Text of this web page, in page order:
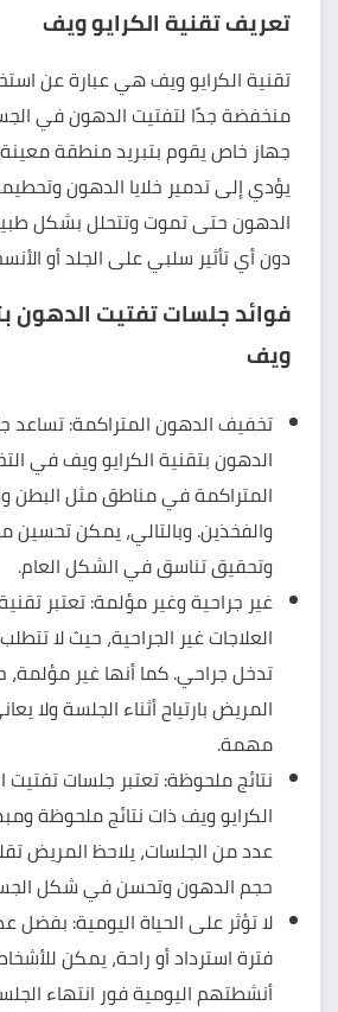
تعريف تقنية الكرايو ويف
تقنية الكرايو ويف هي عبارة عن
منخفضة جدًا لتفتيت الدهون في
جهاز خاص يقوم بتبريد منطقة
يؤدي إلى تدمير خلايا الدهون
الدهون حتى تموت وتتحلل بشكل
دون أي تأثير سلبي على الجلد أو
فوائد جلسات تفتيت الدهون
ويف
تخفيف الدهون المتراكمة: تساعد
الدهون بتقنية الكرايو ويف في
المتراكمة في مناطق مثل البطن
والفخذين. وبالتالي، يمكن
وتحقيق تناسق في الشكل العام.
غير جراحية وغير مؤلمة: تعتبر
العلاجات غير الجراحية، حيث لا
تدخل جراحي. كما أنها غير
المريض بارتياح أثناء الجلسة ولا
مهمة.
نتائج ملحوظة: تعتبر جلسات تفتيت
الكرايو ويف ذات نتائج ملحوظة
عدد من الجلسات، يلاحظ المريض
حجم الدهون وتحسن في شكل
لا تؤثر على الحياة اليومية: بفضل
فترة استرداد أو راحة، يمكن
أنشطتهم اليومية فور انتهاء